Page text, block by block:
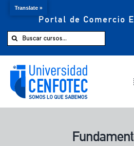
Portal de Comercio
Buscar:
Comprar ahora
Translate »